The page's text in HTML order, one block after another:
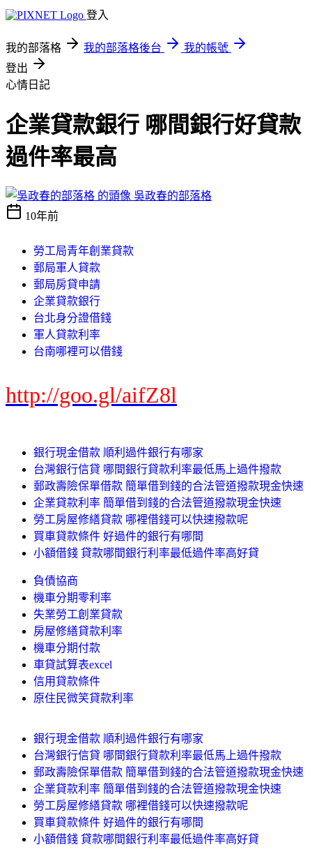
登入
我的部落格 我的部落格後台
我的帳號
登出
心情日記
企業貸款銀行 哪間銀行好貸款
過件率最高
吳政春的部落格
10年前
勞工局青年創業貸款
郵局軍人貸款
郵局房貸申請
企業貸款銀行
台北身分證借錢
軍人貸款利率
台南哪裡可以借錢
http://goo.gl/aifZ8l
銀行現金借款 順利過件銀行有哪家
台灣銀行信貸 哪間銀行貸款利率最低馬上過件撥款
郵政壽險保單借款 簡單借到錢的合法管道撥款現金快速
企業貸款利率 簡單借到錢的合法管道撥款現金快速
勞工房屋修繕貸款 哪裡借錢可以快速撥款呢
買車貸款條件 好過件的銀行有哪間
小額借錢 貸款哪間銀行利率最低過件率高好貸
負債協商
機車分期零利率
失業勞工創業貸款
房屋修繕貸款利率
機車分期付款
車貸試算表excel
信用貸款條件
原住民微笑貸款利率
銀行現金借款 順利過件銀行有哪家
台灣銀行信貸 哪間銀行貸款利率最低馬上過件撥款
郵政壽險保單借款 簡單借到錢的合法管道撥款現金快速
企業貸款利率 簡單借到錢的合法管道撥款現金快速
勞工房屋修繕貸款 哪裡借錢可以快速撥款呢
買車貸款條件 好過件的銀行有哪間
小額借錢 貸款哪間銀行利率最低過件率高好貸